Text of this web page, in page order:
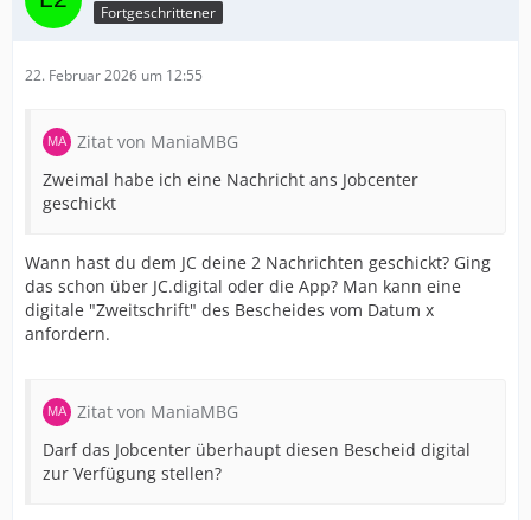
Fortgeschrittener
22. Februar 2026 um 12:55
Zitat von ManiaMBG
Zweimal habe ich eine Nachricht ans Jobcenter
geschickt
Wann hast du dem JC deine 2 Nachrichten geschickt? Ging
das schon über JC.digital oder die App? Man kann eine
digitale "Zweitschrift" des Bescheides vom Datum x
anfordern.
Zitat von ManiaMBG
Darf das Jobcenter überhaupt diesen Bescheid digital
zur Verfügung stellen?